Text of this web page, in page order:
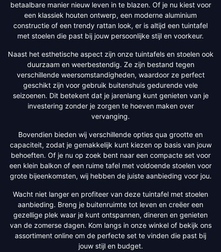
betaalbare manier nieuw leven in te blazen. Of je nu kiest voor
een klassiek houten ontwerp, een moderne aluminium
constructie of een trendy rattan look, er is altijd een tuintafel
met stoelen die past bij jouw persoonlijke stijl en voorkeur.
Naast het esthetische aspect zijn onze tuintafels en stoelen ook
duurzaam en weerbestendig. Ze zijn bestand tegen
verschillende weersomstandigheden, waardoor ze perfect
geschikt zijn voor gebruik buitenshuis gedurende vele
seizoenen. Dit betekent dat je jarenlang kunt genieten van je
investering zonder je zorgen te hoeven maken over
vervanging.
Bovendien bieden wij verschillende opties qua grootte en
capaciteit, zodat je gemakkelijk kunt kiezen op basis van jouw
behoeften. Of je nu op zoek bent naar een compacte set voor
een klein balkon of een ruime tafel met voldoende stoelen voor
grote bijeenkomsten, wij hebben de juiste aanbieding voor jou.
Wacht niet langer en profiteer van deze tuintafel met stoelen
aanbieding. Breng je buitenruimte tot leven en creëer een
gezellige plek waar je kunt ontspannen, dineren en genieten
van de zomerse dagen. Kom langs in onze winkel of bekijk ons
assortiment online om de perfecte set te vinden die past bij
jouw stijl en budget.